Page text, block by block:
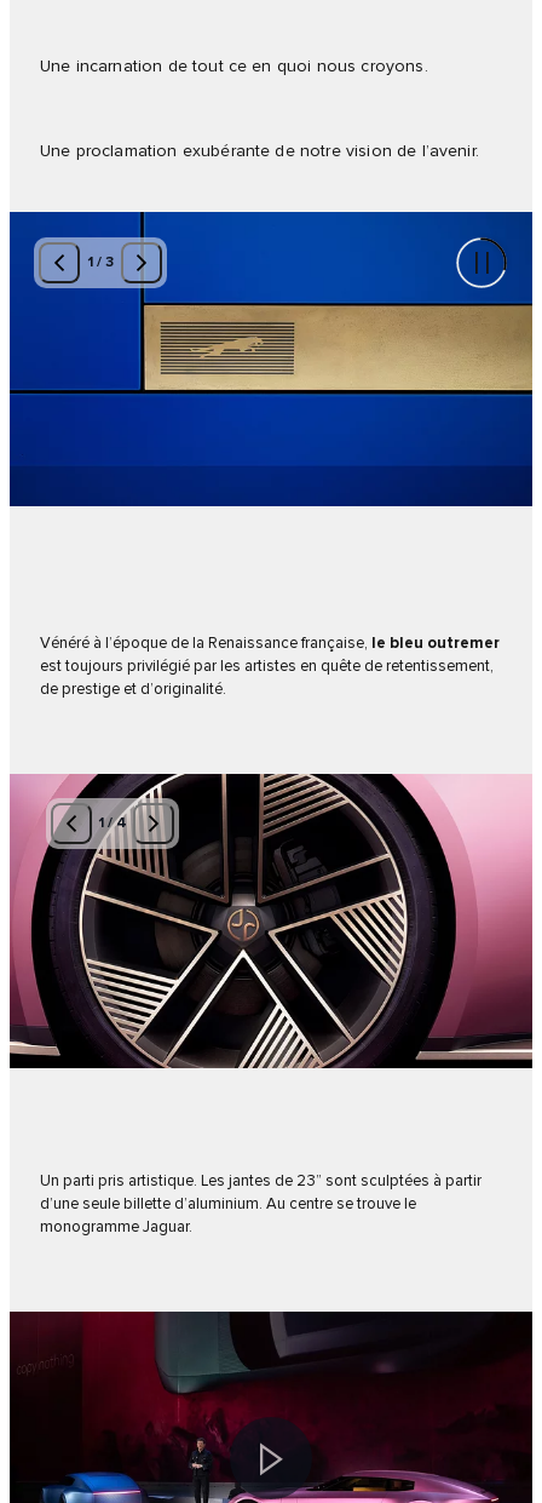
Une incarnation de tout ce en quoi nous croyons.
Une proclamation exubérante de notre vision de l’avenir.
1/ 3
Vénéré à l’époque de la Renaissance française, le bleu outremer
est toujours privilégié par les artistes en quête de retentissement,
de prestige et d’originalité.
Un parti pris artistique. Les jantes de 23” sont sculptées à partir
d’une seule billette d’aluminium. Au centre se trouve le
monogramme Jaguar.
1/4